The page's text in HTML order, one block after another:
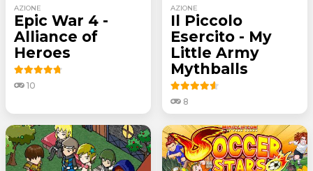
AZIONE
Epic War 4 -
Alliance of
Heroes
10
AZIONE
Il Piccolo
Esercito - My
Little Army
Mythballs
8